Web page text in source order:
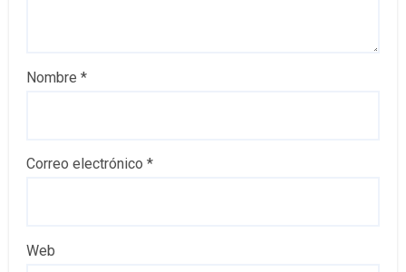
Nombre *
Correo electrónico *
Web